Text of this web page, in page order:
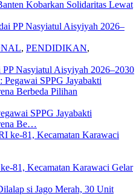
Kobarkan Solidaritas Lewat
, PENDIDIKAN,
Nasyiatul Aisyiyah 2026–2030
SPPG Jayabakti
Be…
81, Kecamatan Karawaci Gelar